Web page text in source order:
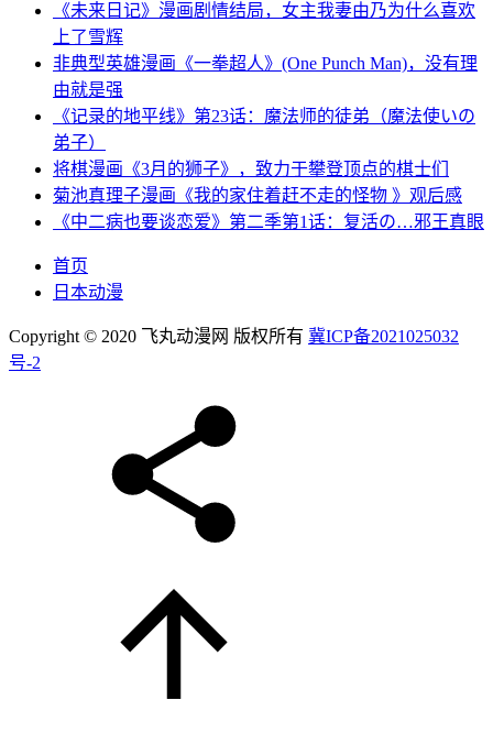
《未来日记》漫画剧情结局，女主我妻由乃为什么喜欢
上了雪辉
非典型英雄漫画《一拳超人》(One Punch Man)，没有理
由就是强
《记录的地平线》第23话：魔法师的徒弟（魔法使いの
弟子）
将棋漫画《3月的狮子》，致力于攀登顶点的棋士们
菊池真理子漫画《我的家住着赶不走的怪物 》观后感
《中二病也要谈恋爱》第二季第1话：复活の…邪王真眼
首页
日本动漫
Copyright © 2020 飞丸动漫网 版权所有 冀ICP备2021025032
号-2